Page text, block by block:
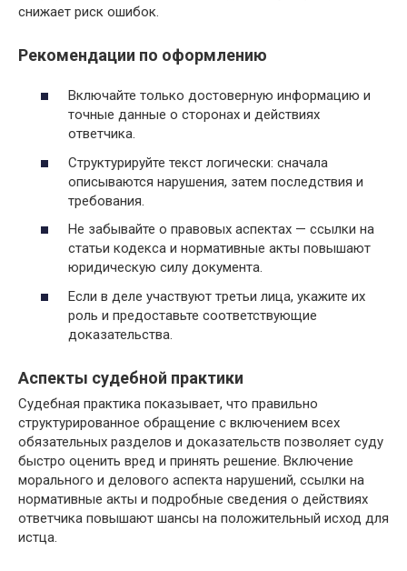
снижает риск ошибок.
Рекомендации по оформлению
Включайте только достоверную информацию и
точные данные о сторонах и действиях
ответчика.
Структурируйте текст логически: сначала
описываются нарушения, затем последствия и
требования.
Не забывайте о правовых аспектах — ссылки на
статьи кодекса и нормативные акты повышают
юридическую силу документа.
Если в деле участвуют третьи лица, укажите их
роль и предоставьте соответствующие
доказательства.
Аспекты судебной практики
Судебная практика показывает, что правильно
структурированное обращение с включением всех
обязательных разделов и доказательств позволяет суду
быстро оценить вред и принять решение. Включение
морального и делового аспекта нарушений, ссылки на
нормативные акты и подробные сведения о действиях
ответчика повышают шансы на положительный исход для
истца.